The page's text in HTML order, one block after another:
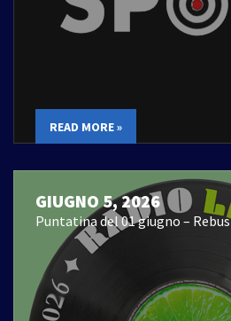
READ MORE »
GIUGNO 5, 2026
Puntatina del 01 giugno – Rebus